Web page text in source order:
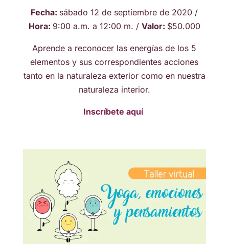
Fecha: sábado 12 de septiembre de 2020 /
Hora: 9:00 a.m. a 12:00 m. / Valor: $50.000
Aprende a reconocer las energías de los 5
elementos y sus correspondientes acciones
tanto en la naturaleza exterior como en nuestra
naturaleza interior.
Inscríbete aquí